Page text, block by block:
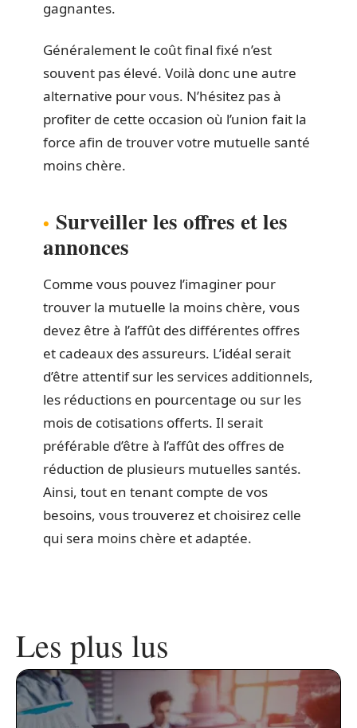
gagnantes.
Généralement le coût final fixé n’est
souvent pas élevé. Voilà donc une autre
alternative pour vous. N’hésitez pas à
profiter de cette occasion où l’union fait la
force afin de trouver votre mutuelle santé
moins chère.
Surveiller les offres et les
annonces
Comme vous pouvez l’imaginer pour
trouver la mutuelle la moins chère, vous
devez être à l’affût des différentes offres
et cadeaux des assureurs. L’idéal serait
d’être attentif sur les services additionnels,
les réductions en pourcentage ou sur les
mois de cotisations offerts. Il serait
préférable d’être à l’affût des offres de
réduction de plusieurs mutuelles santés.
Ainsi, tout en tenant compte de vos
besoins, vous trouverez et choisirez celle
qui sera moins chère et adaptée.
Les plus lus